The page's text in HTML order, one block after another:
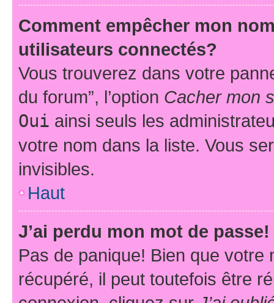
Comment empêcher mon
utilisateurs connectés?
Vous trouverez dans votre
du forum”, l’option Cacher mon
Oui ainsi seuls les
votre nom dans la liste. Vous
invisibles.
Haut
J’ai perdu mon mot de passe!
Pas de panique! Bien que
récupéré, il peut toutefois être